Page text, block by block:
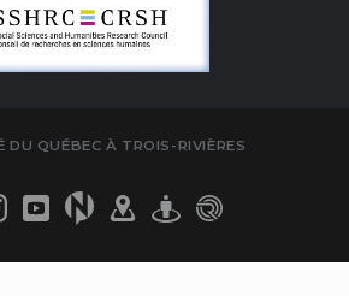
DU QUÉBEC À TROIS-RIVIÈRES